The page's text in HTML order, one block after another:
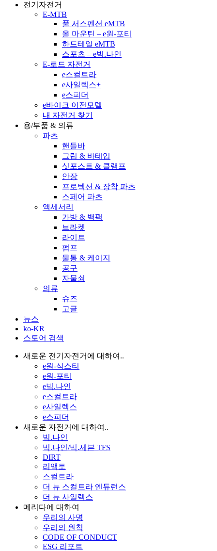
전기자전거
E-MTB
풀 서스펜션 eMTB
올 마운틴 – e원-포티
하드테일 eMTB
스포츠 – e빅.나인
E-로드 자전거
e스컬트라
e사일렉스+
e스피더
e바이크 이전모델
내 자전거 찾기
용/부품 & 의류
파츠
핸들바
그립 & 바테입
싯포스트 & 클램프
안장
프로텍션 & 장착 파츠
스페어 파츠
액세서리
가방 & 백팩
브라켓
라이트
펌프
물통 & 케이지
공구
자물쇠
의류
슈즈
고글
뉴스
ko-KR
스토어 검색
새로운 전기자전거에 대하여..
e원-식스티
e원-포티
e빅.나인
e스컬트라
e사일렉스
e스피더
새로운 자전거에 대하여..
빅.나인
빅.나인/빅.세븐 TFS
DIRT
리액토
스컬트라
더 뉴 스컬트라 엔듀런스
더 뉴 사일렉스
메리다에 대하여
우리의 사명
우리의 원칙
CODE OF CONDUCT
ESG 리포트